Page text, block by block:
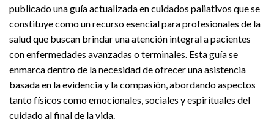
publicado una guía actualizada en cuidados paliativos que se
constituye como un recurso esencial para profesionales de la
salud que buscan brindar una atención integral a pacientes
con enfermedades avanzadas o terminales. Esta guía se
enmarca dentro de la necesidad de ofrecer una asistencia
basada en la evidencia y la compasión, abordando aspectos
tanto físicos como emocionales, sociales y espirituales del
cuidado al final de la vida.